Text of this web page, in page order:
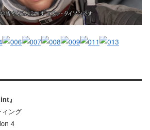
』
ング
4